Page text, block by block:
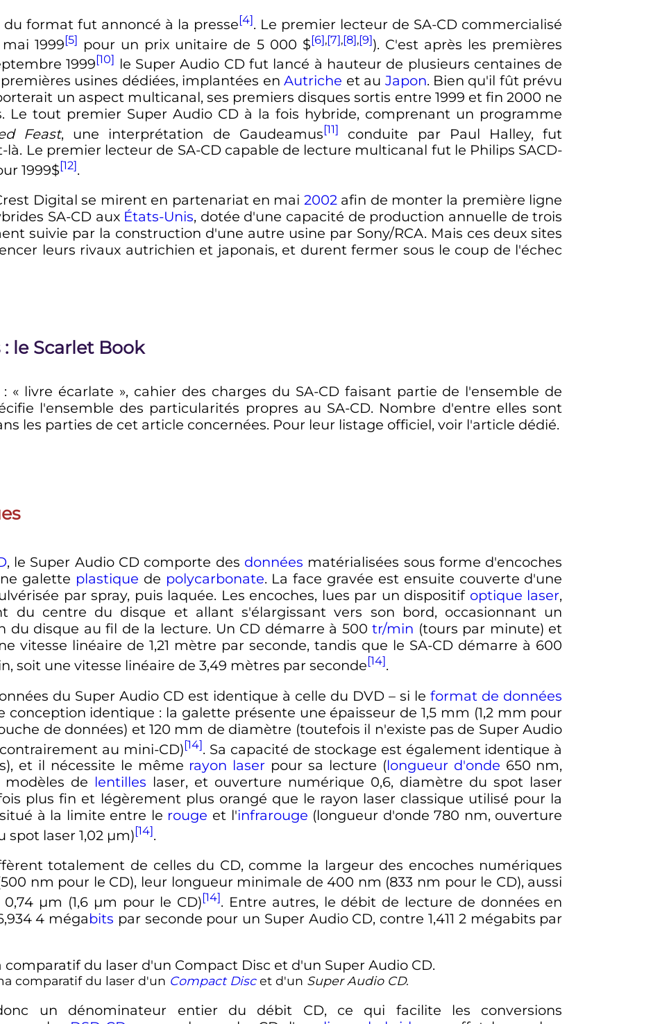
du format fut annoncé à la presse[4]. Le premier lecteur de SA-CD commercialisé
1999[5] pour un prix unitaire de 5 000 $[6],[7],[8],[9]). C'est après les premières
1999[10] le Super Audio CD fut lancé à hauteur de plusieurs centaines de
usines dédiées, implantées enAutriche et au Japon. Bien qu'il fût prévu
un aspect multicanal, ses premiers disques sortis entre 1999 et fin 2000 ne
Le tout premier Super Audio CD à la fois hybride, comprenant un programme
Feast, une interprétation de Gaudeamus[11]
conduite par Paul Halley, fut
Le premier lecteur de SA-CD capable de lecture multicanal fut le Philips SACD-
1999$[12].
Digital se mirent en partenariat en mai 2002afin de monter la première ligne
SA-CD aux États-Unis, dotée d'une capacité de production annuelle de trois
suivie par la construction d'une autre usine par Sony/RCA. Mais ces deux sites
leurs rivaux autrichien et japonais, et durent fermer sous le coup de l'échec
: le Scarlet Book
: « livre écarlate », cahier des charges du SA-CD faisant partie de l'ensemble de
l'ensemble des particularités propres au SA-CD. Nombre d'entre elles sont
les parties de cet article concernées. Pour leur listage officiel, voir l'article dédié.
, le Super Audio CD comporte des données matérialisées sous forme d'encoches
galette plastique de polycarbonate. La face gravée est ensuite couverte d'une
par spray, puis laquée. Les encoches, lues par un dispositif optique laser,
du centre du disque et allant s'élargissant vers son bord, occasionnant un
du disque au fil de la lecture. Un CD démarre à 500tr/min (tours par minute) et
vitesse linéaire de 1,21 mètre par seconde, tandis que le SA-CD démarre à 600
soit une vitesse linéaire de 3,49 mètres par seconde[14].
du Super Audio CD est identique à celle du DVD – si leformat de données
conception identique : la galette présente une épaisseur de1,5 mm (1,2 mm pour
de données) et 120 mm de diamètre (toutefois il n'existe pas de Super Audio
au mini-CD)[14]. Sa capacité de stockage est également identique à
), et il nécessite le même rayon laser pour sa lecture (longueur d'onde 650 nm,
de lentilles laser, et ouverture numérique 0,6, diamètre du spot laser
plus fin et légèrement plus orangé que le rayon laser classique utilisé pour la
à la limite entre le rouge et l'infrarouge (longueur d'onde780 nm, ouverture
spot laser 1,02 µm)[14].
totalement de celles du CD, comme la largeur des encoches numériques
500 nm pour le CD), leur longueur minimale de400 nm (833 nm pour le CD), aussi
0,74 µm (1,6 µm pour le CD)[14]. Entre autres, le débit de lecture de données en
4 mégabits par seconde pour un Super Audio CD, contre1,411 2 mégabits par
comparatif du laser d'un Compact Discet d'un Super Audio CD.
un dénominateur entier du débit CD, ce qui facilite les conversions